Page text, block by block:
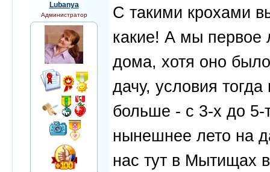
Lubanya
Администратор
С такими крохами
какие! А мы первое
дома, хотя оно
дачу, условия
больше - с 3-х до
нынешнее лето на
нас тут в Мытищах